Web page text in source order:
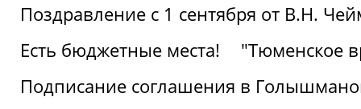
Поздравление с 1 сентября от В.Н.
Есть бюджетные места!
"Тюменское
Подписание соглашения в